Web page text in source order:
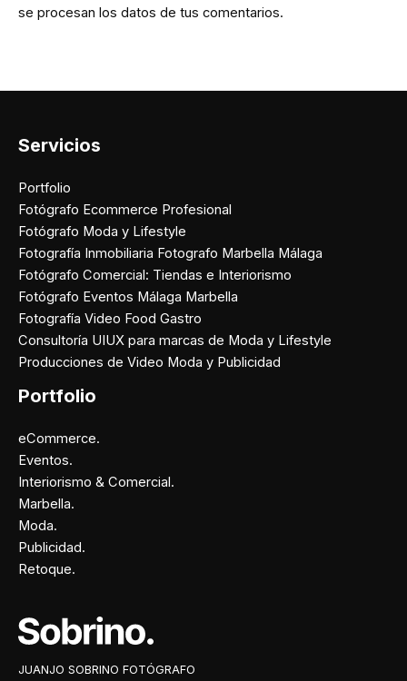
se procesan los datos de tus comentarios.
Servicios
Portfolio
Fotógrafo Ecommerce Profesional
Fotógrafo Moda y Lifestyle
Fotografía Inmobiliaria Fotografo Marbella Málaga
Fotógrafo Comercial: Tiendas e Interiorismo
Fotógrafo Eventos Málaga Marbella
Fotografía Video Food Gastro
Consultoría UIUX para marcas de Moda y Lifestyle
Producciones de Video Moda y Publicidad
Portfolio
eCommerce.
Eventos.
Interiorismo & Comercial.
Marbella.
Moda.
Publicidad.
Retoque.
JUANJO SOBRINO FOTÓGRAFO